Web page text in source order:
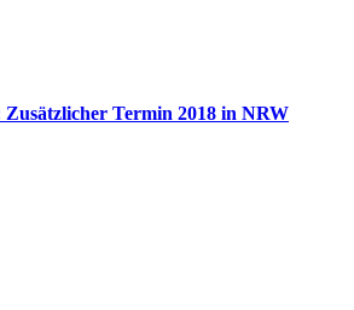
Termin 2018 in NRW